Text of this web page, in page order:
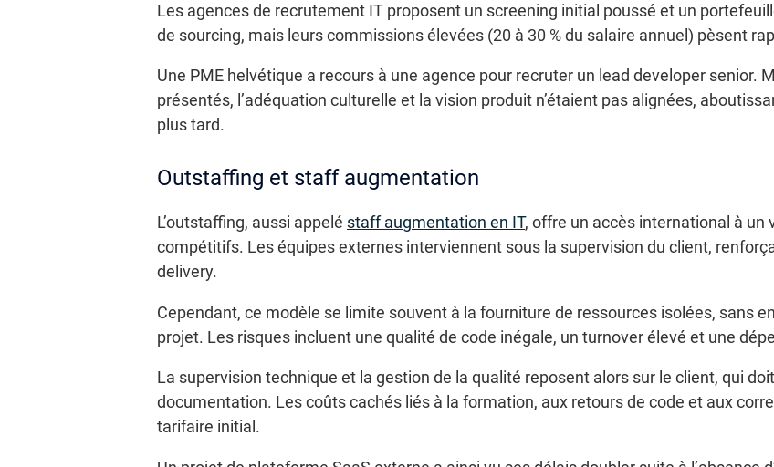
Les agences de recrutement IT proposent un screening initial poussé et un
de sourcing, mais leurs commissions élevées (20 à 30 % du salaire annuel) pèsent
Une PME helvétique a recours à une agence pour recruter un lead developer senior.
présentés, l’adéquation culturelle et la vision produit n’étaient pas alignées,
plus tard.
Outstaffing et staff augmentation
L’outstaffing, aussi appelé staff augmentation en IT, offre un accès international à un
compétitifs. Les équipes externes interviennent sous la supervision du client,
delivery.
Cependant, ce modèle se limite souvent à la fourniture de ressources isolées, sans
projet. Les risques incluent une qualité de code inégale, un turnover élevé et une
La supervision technique et la gestion de la qualité reposent alors sur le client, qui
documentation. Les coûts cachés liés à la formation, aux retours de code et aux
tarifaire initial.